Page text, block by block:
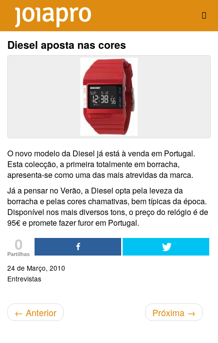
Diesel aposta nas cores
O novo modelo da Diesel já está à venda em Portugal.
Esta colecção, a primeira totalmente em borracha,
apresenta-se como uma das mais atrevidas da marca.
Já a pensar no Verão, a Diesel opta pela leveza da
borracha e pelas cores chamativas, bem típicas da época.
Disponível nos mais diversos tons, o preço do relógio é de
95€ e promete fazer furor em Portugal.
0
Partilhas
24 de Março, 2010
Entrevistas
← Anterior Próxima →